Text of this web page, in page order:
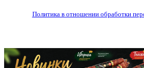
Политика в отношении обработки